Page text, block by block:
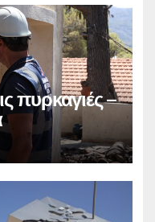
πυρκαγιές –